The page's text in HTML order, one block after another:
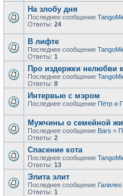
На злобу дня
Последнее сообщение
Ответы: 24
В лифте
Последнее сообщение
Ответы: 1
Про издержки нелюбви
Последнее сообщение
Ответы: 8
Интервью с мэром
Последнее сообщение Пётр и
Мужчины о семейной
Последнее сообщение Bars «
Ответы: 2
Спасение кота
Последнее сообщение
Ответы: 13
Элита элит
Последнее сообщение Галилео
Ответы: 1